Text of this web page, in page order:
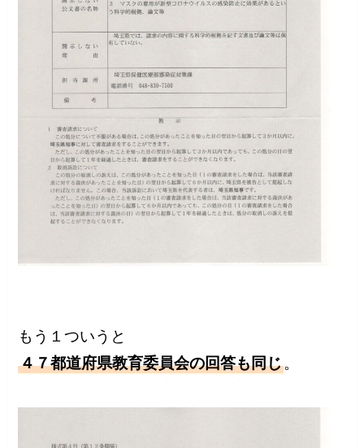
もう１ついうと
４７都道府県教育委員会の回答も同じ。